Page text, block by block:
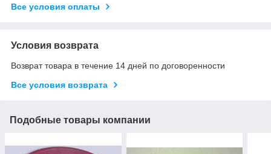
Все условия оплаты
Условия возврата
Возврат товара в течение 14 дней по договоренности
Все условия возврата
Подобные товары компании